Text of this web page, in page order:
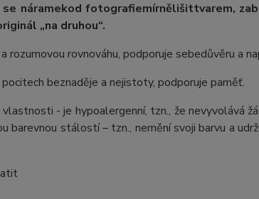
náramekod fotografiemírnělišittvarem,
„na druhou“.
rovnováhu, podporuje sebedůvěru a
beznaděje a nejistoty, podporuje paměť.
- je hypoalergenní, tzn., že nevyvolává
barevnou stálostí – tzn., nemění svoji barvu a